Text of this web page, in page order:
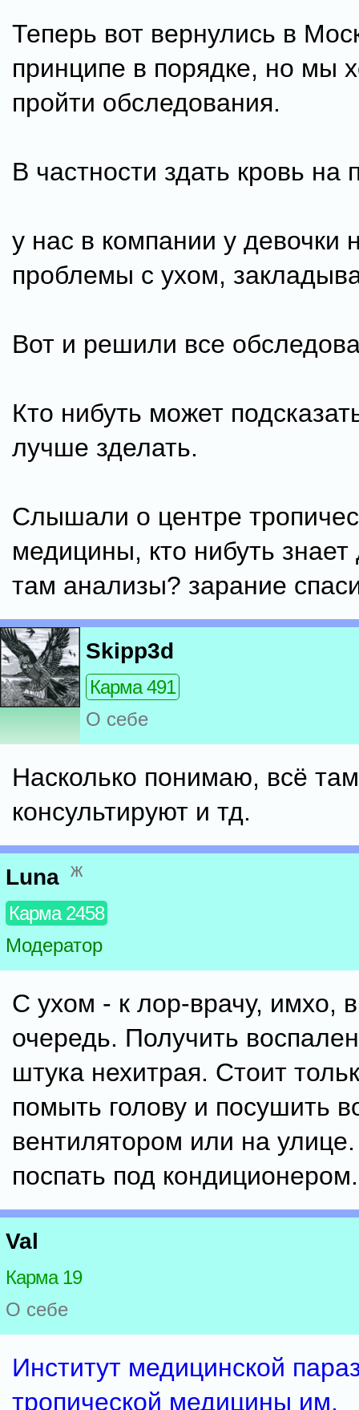
Теперь вот вернулись в
принципе в порядке, но мы
пройти обследования.
В частности здать кровь на
у нас в компании у девочки
проблемы с ухом,
Вот и решили все
Кто нибуть может
лучше зделать.
Слышали о центре
медицины, кто нибуть
там анализы? зарание
Skipp3d
Карма 491
О себе
Насколько понимаю, всё
консультируют и тд.
Luna ж
Карма 2458
Модератор
С ухом - к лор-врачу, имхо,
очередь. Получить
штука нехитрая. Стоит
помыть голову и посушить
вентилятором или на
поспать под кондиционером.
Val
Карма 19
О себе
Институт медицинской
тропической медицины им.